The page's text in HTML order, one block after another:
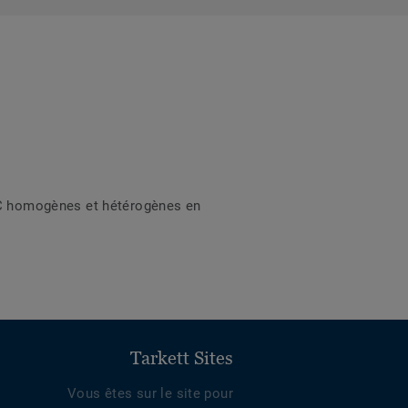
et hétérogènes en
Tarkett Sites
Vous êtes sur le site pour